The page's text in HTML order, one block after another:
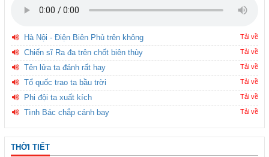
Hà Nội - Điện Biên Phủ trên không Tải về
Chiến sĩ Ra đa trên chốt biên thùy Tải về
Tên lửa ta đánh rất hay Tải về
Tổ quốc trao ta bầu trời Tải về
Phi đội ta xuất kích Tải về
Tình Bác chắp cánh bay Tải về
THỜI TIẾT